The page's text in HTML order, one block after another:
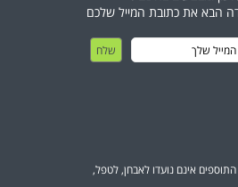
הבא את כתובת המייל שלכם
אינם נועדו לאבחן, לטפל,